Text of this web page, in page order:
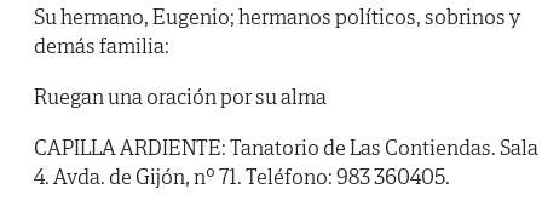
Su hermano, Eugenio; hermanos políticos, sobrinos y
demás familia:
Ruegan una oración por su alma
CAPILLA ARDIENTE: Tanatorio de Las Contiendas. Sala
4. Avda. de Gijón, nº 71. Teléfono: 983 360405.